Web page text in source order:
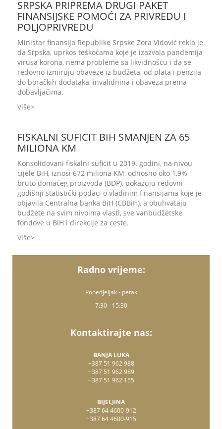
SRPSKA PRIPREMA DRUGI PAKET
FINANSIJSKE POMOĆI ZA PRIVREDU I
POLJOPRIVREDU
Ministar finansija Republike Srpske Zora Vidović rekla je
da Srpska, uprkos teškoćama koje je izazvala pandemija
virusa korona, nema probleme sa likvidnošću i da se
redovno izmiruju obaveze iz budžeta, od plata i penzija
do boračkih dodataka, invalidnina i obaveza prema
dobavljačima.
Više
FISKALNI SUFICIT BIH SMANJEN ZA 65
MILIONA KM
Konsolidovani fiskalni suficit u 2019. godini, na nivou
cijele BiH, iznosi 672 miliona KM, odnosno oko 1,9%
bruto domaćeg proizvoda (BDP), pokazuju redovni
godišnji statistički podaci o vladinim finansijama koje je
objavila Centralna banka BiH (CBBiH), a obuhvataju
budžete na svim nivoima vlasti, sve vanbudžetske
fondove u BiH i direkcije za ceste.
Više
Radno vrijeme:
Ponedjeljak - petak
7:30 - 15:30
Kontaktirajte nas:
BANJA LUKA
+387 51 962 988
+387 51 962 989
+387 51 962 155
BIJELJINA
+387 64 4600-912
+387 64 4600-915